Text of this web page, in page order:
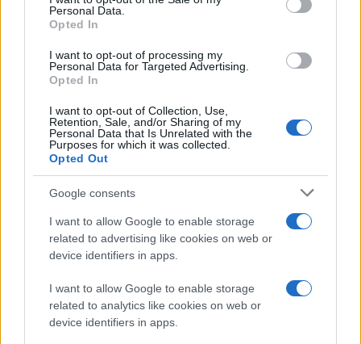
Personal Data.
Opted In
I want to opt-out of processing my
Personal Data for Targeted Advertising.
Opted In
I want to opt-out of Collection, Use,
Retention, Sale, and/or Sharing of my
Personal Data that Is Unrelated with the
Purposes for which it was collected.
Opted Out
Google consents
I want to allow Google to enable storage
related to advertising like cookies on web or
device identifiers in apps.
I want to allow Google to enable storage
related to analytics like cookies on web or
device identifiers in apps.
κινητήρα αεροσκάφους
αρμόδιες τεχνικές ομάδες
προχώρησαν στις
την απομάκρυνση του
πτηνού και τον έλεγχο
του αεροσκάφους
Στην Θεσσαλονίκη
έρχεται ο Α. Τσίπρας
πρόγραμμά του
Ο πρόεδρος της